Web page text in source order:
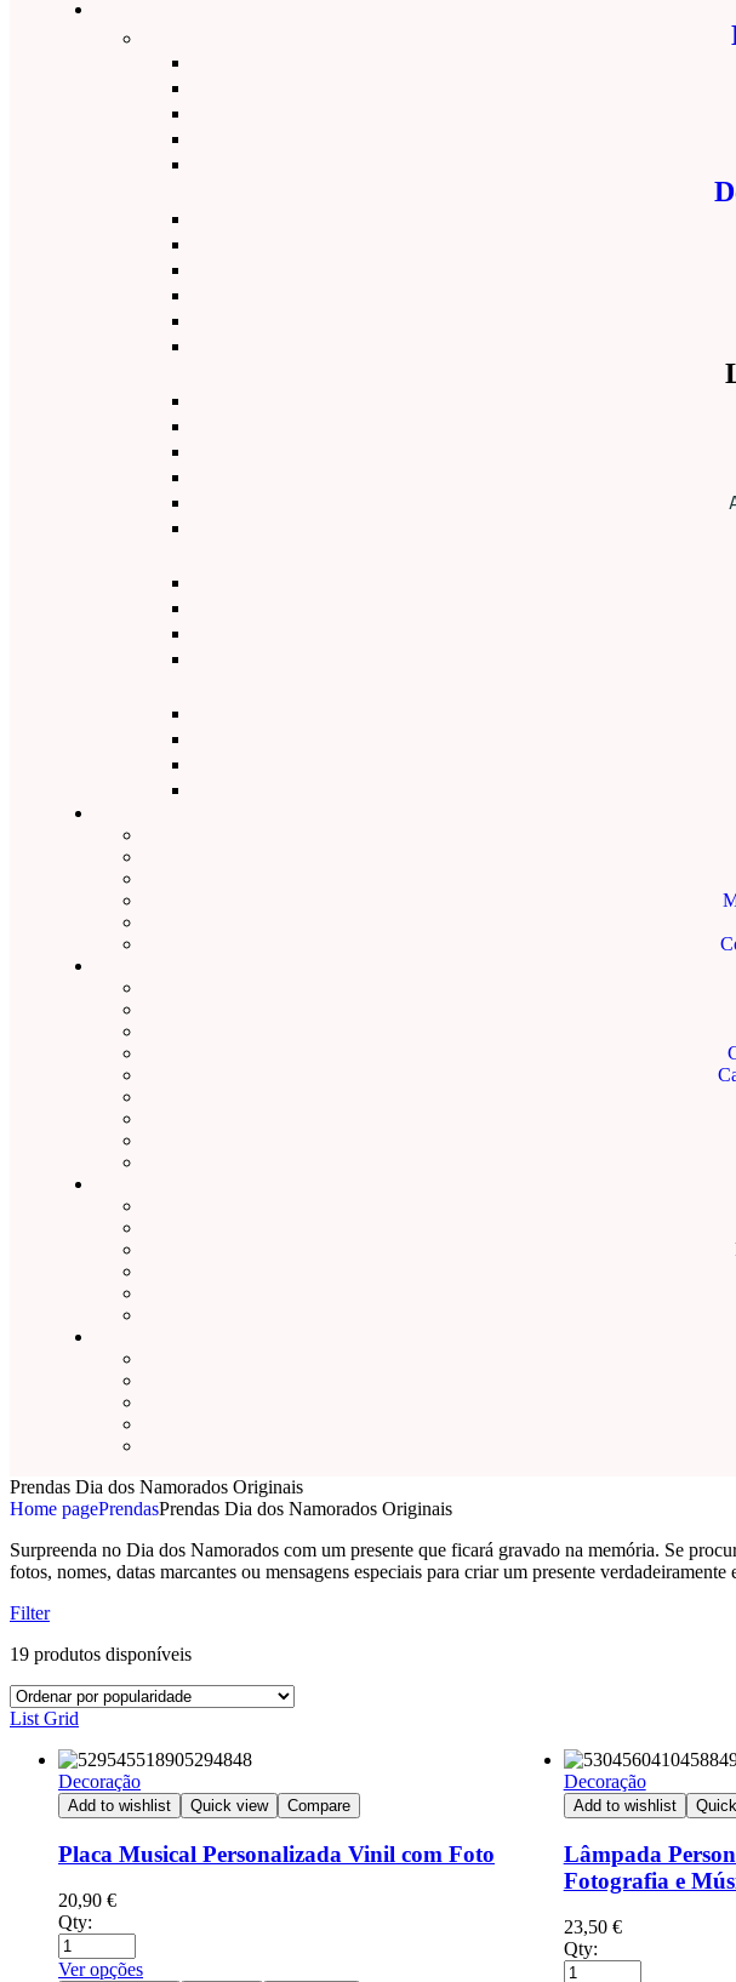
Prendas Dia dos Namorados Originais
Home pagePrendasPrendas Dia dos Namorados Originais
Surpreenda no Dia dos Namorados com um presente que ficará gravado na memória. Se
fotos, nomes, datas marcantes ou mensagens especiais para criar um presente verdadeiramente
Filter
19 produtos disponíveis
List Grid
Decoração
Add to wishlist Quick view Compare
Placa Musical Personalizada Vinil com Foto
20,90 €
Qty:
Ver opções
Decoração
Add to wishlist
Lâmpada
Fotografia e
23,50 €
Qty: